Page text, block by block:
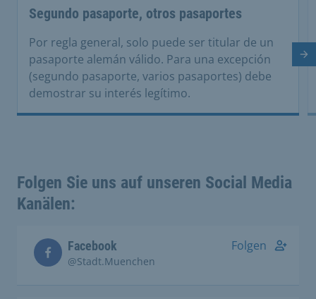
Segundo pasaporte, otros pasaportes
Por regla general, solo puede ser titular de un
pasaporte alemán válido. Para una excepción
(segundo pasaporte, varios pasaportes) debe
demostrar su interés legítimo.
Folgen Sie uns auf unseren Social Media
Kanälen:
Facebook
@Stadt.Muenchen
Folgen